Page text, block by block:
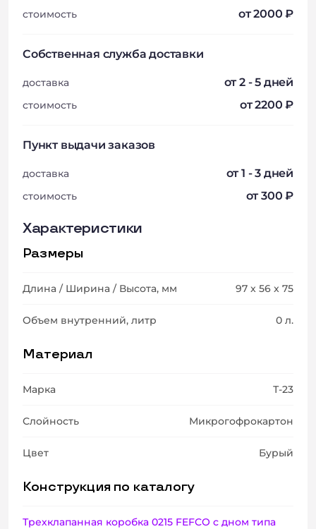
стоимость от 2000 ₽
Собственная служба доставки
доставка от 2 - 5 дней
стоимость от 2200 ₽
Пункт выдачи заказов
доставка от 1 - 3 дней
стоимость от 300 ₽
Характеристики
Размеры
Длина / Ширина / Высота, мм 97 x 56 x 75
Объем внутренний, литр 0 л.
Материал
Марка Т-23
Слойность Микрогофрокартон
Цвет Бурый
Конструкция по каталогу
Трехклапанная коробка 0215 FEFCO с дном типа